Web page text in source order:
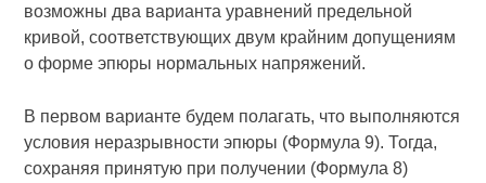
возможны два варианта уравнений предельной
кривой, соответствующих двум крайним допущениям
о форме эпюры нормальных напряжений.
В первом варианте будем полагать, что выполняются
условия неразрывности эпюры (Формула 9). Тогда,
сохраняя принятую при получении (Формула 8)